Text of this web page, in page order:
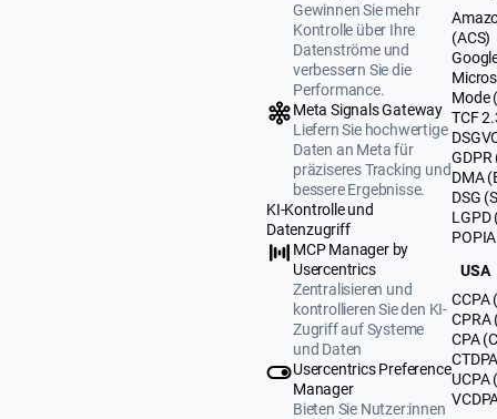
Gewinnen Sie mehr
Kontrolle über Ihre
Datenströme und
verbessern Sie die
Performance.
Meta Signals Gateway
Liefern Sie hochwertige
Daten an Meta für
präziseres Tracking und
bessere Ergebnisse.
KI-Kontrolle und
Datenzugriff
MCP Manager by
Usercentrics
Zentralisieren und
kontrollieren Sie den KI-
Zugriff auf Systeme
und Daten
Usercentrics Preference
Manager
Bieten Sie Nutzer:innen
(ACS)
Mode
TCF
GDPR
DMA
DSG
LGPD
USA
CCPA
CPRA
CPA
UCPA